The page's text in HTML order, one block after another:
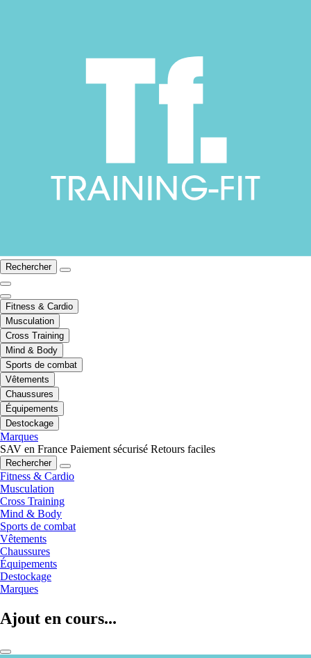
Rechercher
Fitness & Cardio
Musculation
Cross Training
Mind & Body
Sports de combat
Vêtements
Chaussures
Équipements
Destockage
Marques
SAV en France Paiement sécurisé Retours faciles
Rechercher
Fitness & Cardio
Musculation
Cross Training
Mind & Body
Sports de combat
Vêtements
Chaussures
Équipements
Destockage
Marques
Ajout en cours...